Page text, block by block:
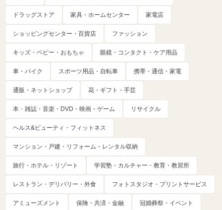
ドラッグストア 家具・ホームセンター 家電店
ショッピングセンター・百貨店 ファッション
キッズ・ベビー・おもちゃ 眼鏡・コンタクト・ケア用品
車・バイク スポーツ用品・自転車 携帯・通信・家電
通販・ネットショップ 花・ギフト・手芸
本・雑誌・音楽・DVD・映画・ゲーム リサイクル
ヘルス&ビューティ・フィットネス
マンション・戸建・リフォーム・レンタル収納
旅行・ホテル・リゾート 学習塾・カルチャー・教育・教習所
レストラン・デリバリー・外食 フォトスタジオ・プリントサービス
アミューズメント 保険・共済・金融 冠婚葬祭・イベント